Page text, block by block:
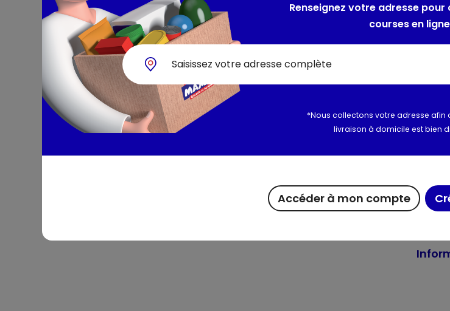
notre
feuille
Renseignez votre adresse
courses en ligne
*Nous collectons votre adresse afin
livraison à domicile est bien
Accéder à mon compte